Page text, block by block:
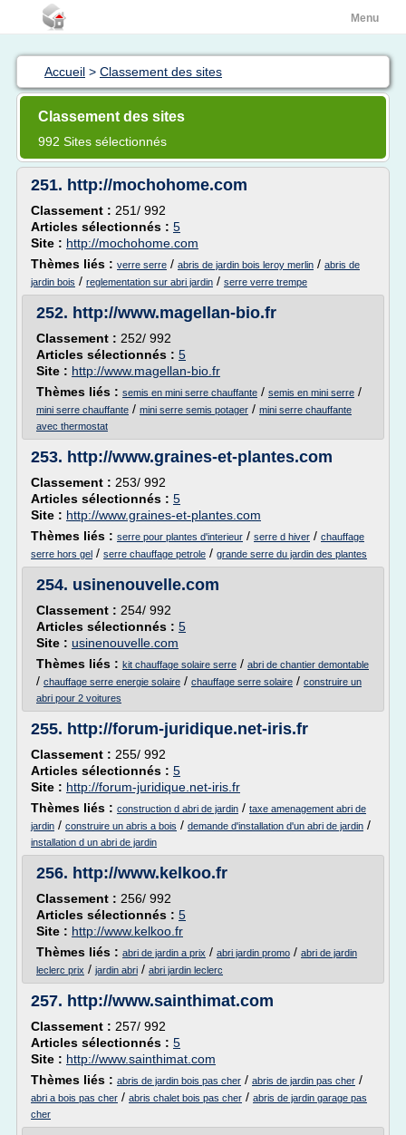
Menu
Accueil > Classement des sites
Classement des sites
992 Sites sélectionnés
251. http://mochohome.com
Classement : 251/ 992
Articles sélectionnés : 5
Site : http://mochohome.com
Thèmes liés : verre serre / abris de jardin bois leroy merlin / abris de
jardin bois / reglementation sur abri jardin / serre verre trempe
252. http://www.magellan-bio.fr
Classement : 252/ 992
Articles sélectionnés : 5
Site : http://www.magellan-bio.fr
Thèmes liés : semis en mini serre chauffante / semis en mini serre /
mini serre chauffante / mini serre semis potager / mini serre chauffante
avec thermostat
253. http://www.graines-et-plantes.com
Classement : 253/ 992
Articles sélectionnés : 5
Site : http://www.graines-et-plantes.com
Thèmes liés : serre pour plantes d'interieur / serre d hiver / chauffage
serre hors gel / serre chauffage petrole / grande serre du jardin des plantes
254. usinenouvelle.com
Classement : 254/ 992
Articles sélectionnés : 5
Site : usinenouvelle.com
Thèmes liés : kit chauffage solaire serre / abri de chantier demontable
/ chauffage serre energie solaire / chauffage serre solaire / construire un
abri pour 2 voitures
255. http://forum-juridique.net-iris.fr
Classement : 255/ 992
Articles sélectionnés : 5
Site : http://forum-juridique.net-iris.fr
Thèmes liés : construction d abri de jardin / taxe amenagement abri de
jardin / construire un abris a bois / demande d'installation d'un abri de jardin /
installation d un abri de jardin
256. http://www.kelkoo.fr
Classement : 256/ 992
Articles sélectionnés : 5
Site : http://www.kelkoo.fr
Thèmes liés : abri de jardin a prix / abri jardin promo / abri de jardin
leclerc prix / jardin abri / abri jardin leclerc
257. http://www.sainthimat.com
Classement : 257/ 992
Articles sélectionnés : 5
Site : http://www.sainthimat.com
Thèmes liés : abris de jardin bois pas cher / abris de jardin pas cher /
abri a bois pas cher / abris chalet bois pas cher / abris de jardin garage pas
cher